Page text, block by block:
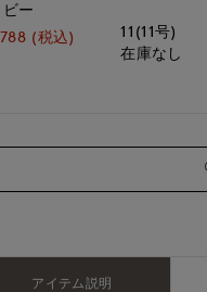
ー
(税込)
11(11号)
在庫なし
アイテム説明